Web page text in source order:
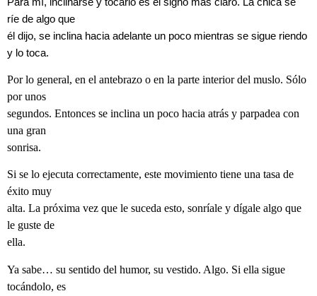
ríe de algo que
él dijo, se inclina hacia adelante un poco mientras se sigue riendo
y lo toca.
Por lo general, en el antebrazo o en la parte interior del muslo. Sólo
por unos
segundos. Entonces se inclina un poco hacia atrás y parpadea con
una gran
sonrisa.
Si se lo ejecuta correctamente, este movimiento tiene una tasa de
éxito muy
alta. La próxima vez que le suceda esto, sonríale y dígale algo que
le guste de
ella.
Ya sabe… su sentido del humor, su vestido. Algo. Si ella sigue
tocándolo, es